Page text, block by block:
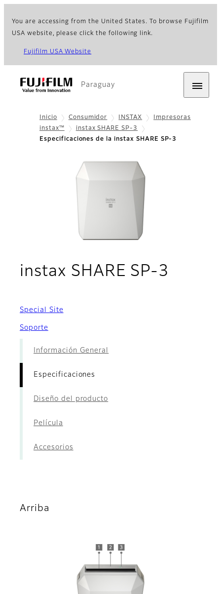
You are accessing from the United States. To browse Fujifilm
USA website, please click the following link.
Fujifilm USA Website
Paraguay
Inicio Consumidor INSTAX
Impresoras
instax™
instax SHARE SP-3
Especificaciones de la instax SHARE SP-3
instax SHARE SP-3
Special Site
Soporte
Información General
Especificaciones
Diseño del producto
Película
Accesorios
Arriba